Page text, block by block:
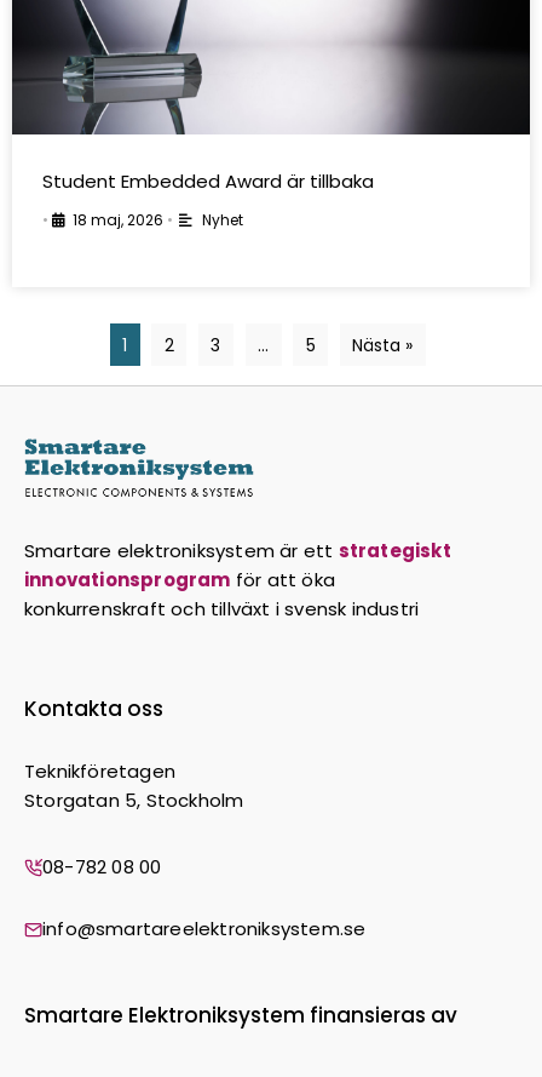
Student Embedded Award är tillbaka
• 18 maj, 2026 • Nyhet
1 2 3 … 5 Nästa »
Smartare elektroniksystem är ett strategiskt
innovationsprogram för att öka
konkurrenskraft och tillväxt i svensk industri
Kontakta oss
Teknikföretagen
Storgatan 5, Stockholm
08-782 08 00
info@smartareelektroniksystem.se
Smartare Elektroniksystem finansieras av